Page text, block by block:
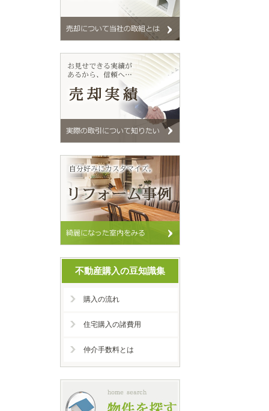
不動産購入の豆知識集
購入の流れ
住宅購入の諸費用
仲介手数料とは